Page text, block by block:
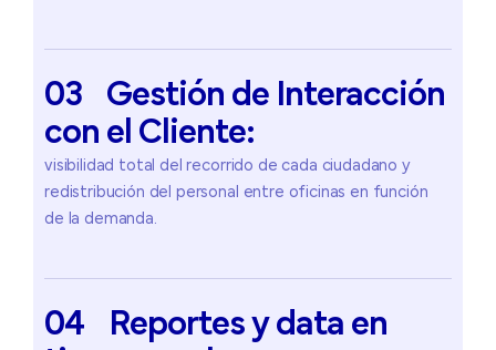
03 Gestión de Interacción
con el Cliente:
visibilidad total del recorrido de cada ciudadano y
redistribución del personal entre oficinas en función
de la demanda.
04 Reportes y data en